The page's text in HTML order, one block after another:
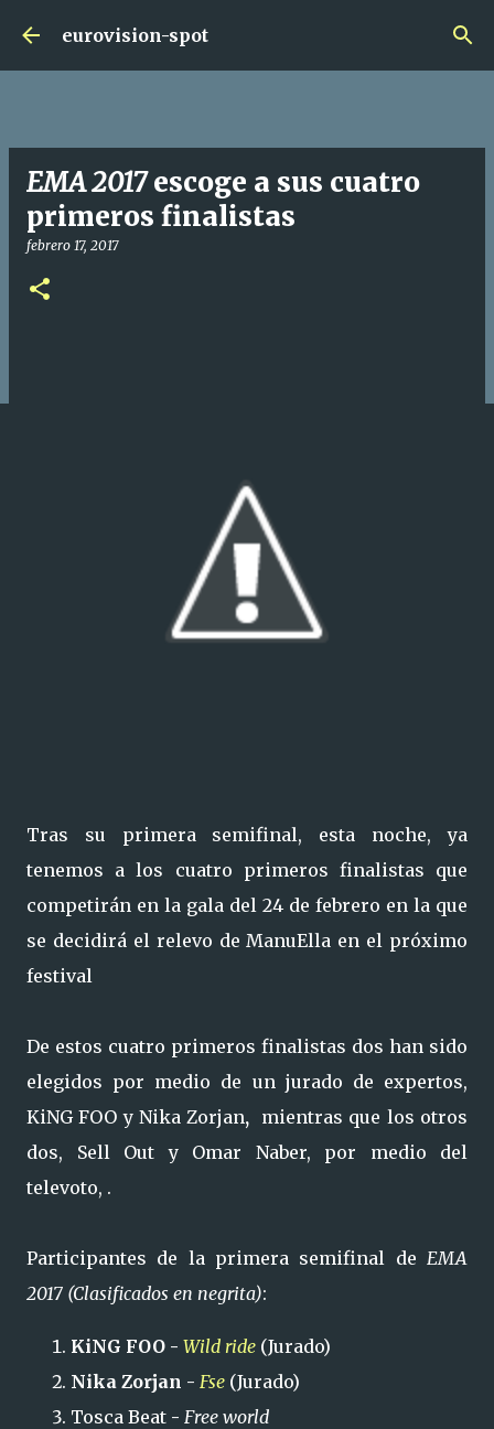
Ir al contenido principal
eurovision-spot
EMA 2017escoge a sus cuatro
primeros finalistas
febrero 17, 2017
Tras su primera semifinal, esta noche, ya
tenemos a los cuatro primeros finalistas que
competirán en la gala del 24 de febrero en la que
se decidirá el relevo de ManuElla en el próximo
festival
De estos cuatro primeros finalistas dos han sido
elegidos por medio de un jurado de expertos,
KiNG FOO y Nika Zorjan, mientras que los otros
dos, Sell Out y Omar Naber, por medio del
televoto, .
Participantes de la primera semifinal de EMA
2017 (Clasificados en negrita):
KiNG FOO - Wild ride (Jurado)
Nika Zorjan - Fse (Jurado)
Tosca Beat - Free world